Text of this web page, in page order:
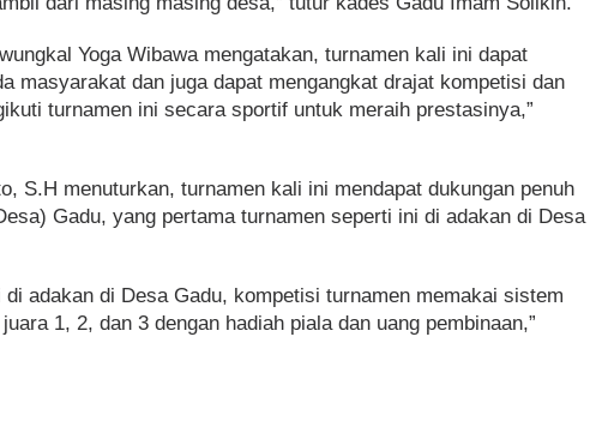
Yoga Wibawa mengatakan, turnamen kali ini dapat
masyarakat dan juga dapat mengangkat drajat kompetisi dan
turnamen ini secara sportif untuk meraih prestasinya,”
S.H menuturkan, turnamen kali ini mendapat dukungan penuh
Gadu, yang pertama turnamen seperti ini di adakan di Desa
adakan di Desa Gadu, kompetisi turnamen memakai sistem
1, 2, dan 3 dengan hadiah piala dan uang pembinaan,”